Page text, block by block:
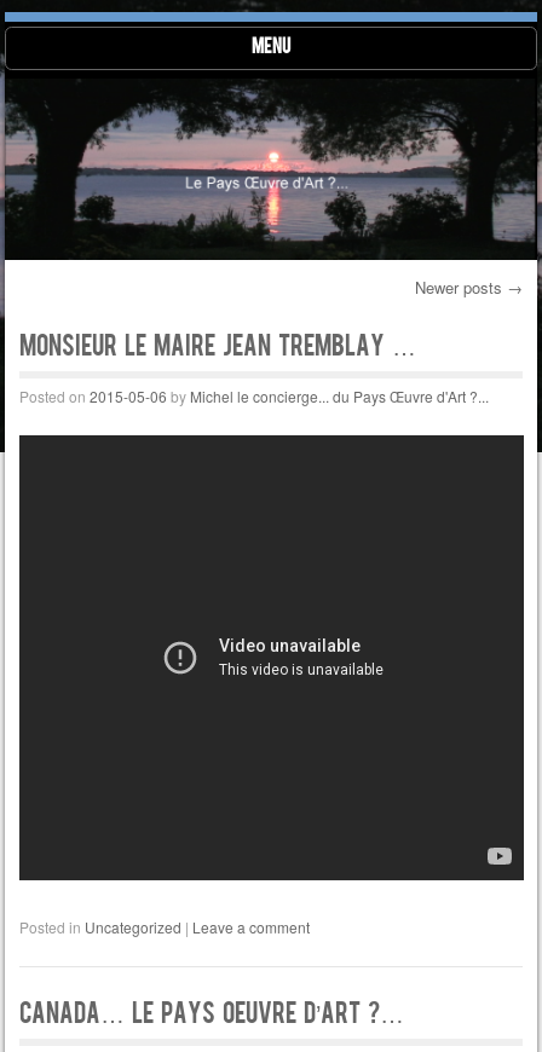
Menu
Skip to content
Post navigation
Newer posts →
Monsieur le Maire Jean Tremblay …
Posted on 2015-05-06 by Michel le concierge... du Pays Œuvre d'Art ?...
Posted in Uncategorized | Leave a comment
Canada… Le Pays Oeuvre d’Art ?…